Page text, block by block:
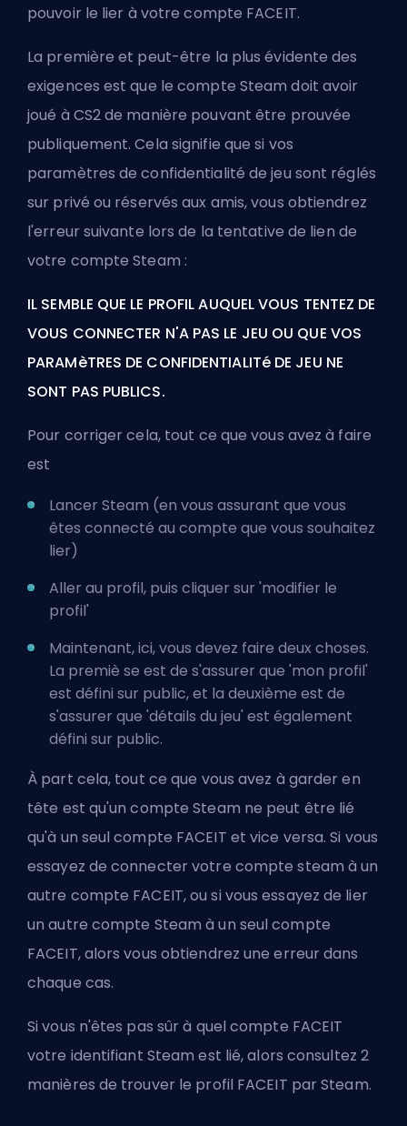
pouvoir le lier à votre compte FACEIT.
La première et peut-être la plus évidente des
exigences est que le compte Steam doit avoir
joué à CS2 de manière pouvant être prouvée
publiquement. Cela signifie que si vos
paramètres de confidentialité de jeu sont réglés
sur privé ou réservés aux amis, vous obtiendrez
l'erreur suivante lors de la tentative de lien de
votre compte Steam :
IL SEMBLE QUE LE PROFIL AUQUEL VOUS TENTEZ DE
VOUS CONNECTER N'A PAS LE JEU OU QUE VOS
PARAMèTRES DE CONFIDENTIALITé DE JEU NE
SONT PAS PUBLICS.
Pour corriger cela, tout ce que vous avez à faire
est
Lancer Steam (en vous assurant que vous
êtes connecté au compte que vous souhaitez
lier)
Aller au profil, puis cliquer sur 'modifier le
profil'
Maintenant, ici, vous devez faire deux choses.
La premiè se est de s'assurer que 'mon profil'
est défini sur public, et la deuxième est de
s'assurer que 'détails du jeu' est également
défini sur public.
À part cela, tout ce que vous avez à garder en
tête est qu'un compte Steam ne peut être lié
qu'à un seul compte FACEIT et vice versa. Si vous
essayez de connecter votre compte steam à un
autre compte FACEIT, ou si vous essayez de lier
un autre compte Steam à un seul compte
FACEIT, alors vous obtiendrez une erreur dans
chaque cas.
Si vous n'êtes pas sûr à quel compte FACEIT
votre identifiant Steam est lié, alors consultez 2
manières de trouver le profil FACEIT par Steam.